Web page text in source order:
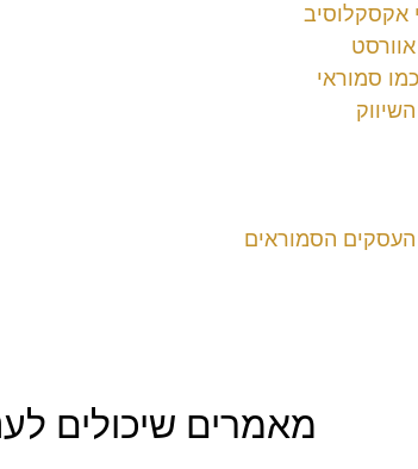
אקסקלוסיב
סמוראי
הסמוראים
מאמרים שיכולים